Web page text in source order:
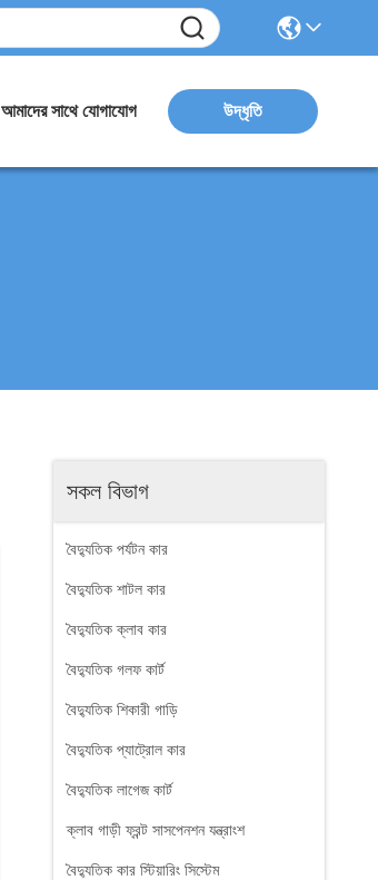
আমাদের সাথে যোগাযোগ উদ্ধৃতি
সকল বিভাগ
বৈদ্যুতিক পর্যটন কার
বৈদ্যুতিক শাটল কার
বৈদ্যুতিক ক্লাব কার
বৈদ্যুতিক গলফ কার্ট
বৈদ্যুতিক শিকারী গাড়ি
বৈদ্যুতিক প্যাট্রোল কার
বৈদ্যুতিক লাগেজ কার্ট
ক্লাব গাড়ী ফ্রন্ট সাসপেনশন যন্ত্রাংশ
বৈদ্যুতিক কার স্টিয়ারিং সিস্টেম